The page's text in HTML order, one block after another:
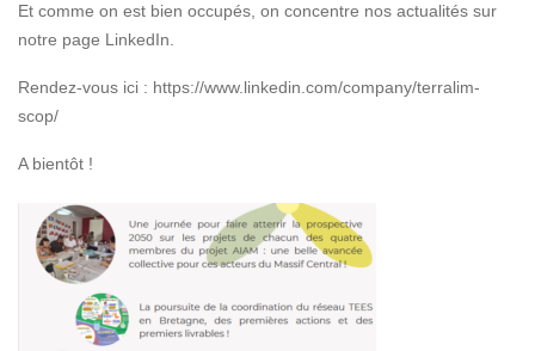
Et comme on est bien occupés, on concentre nos actualités sur
notre page LinkedIn.
Rendez-vous ici : https://www.linkedin.com/company/terralim-
scop/
A bientôt !